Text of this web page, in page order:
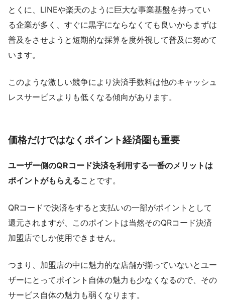
とくに、LINEや楽天のように巨大な事業基盤を持ってい
る企業が多く、すぐに黒字にならなくても良いからまずは
普及をさせようと短期的な採算を度外視して普及に努めて
います。
このような激しい競争により決済手数料は他のキャッシュ
レスサービスよりも低くなる傾向があります。
価格だけではなくポイント経済圏も重要
ユーザー側のQRコード決済を利用する一番のメリットは
ポイントがもらえることです。
QRコードで決済をすると支払いの一部がポイントとして
還元されますが、このポイントは当然そのQRコード決済
加盟店でしか使用できません。
つまり、加盟店の中に魅力的な店舗が揃っていないとユー
ザーにとってポイント自体の魅力も少なくなるので、その
サービス自体の魅力も弱くなります。